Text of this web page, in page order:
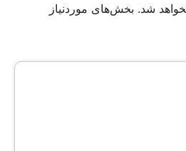
شد. بخش‌های موردنیاز